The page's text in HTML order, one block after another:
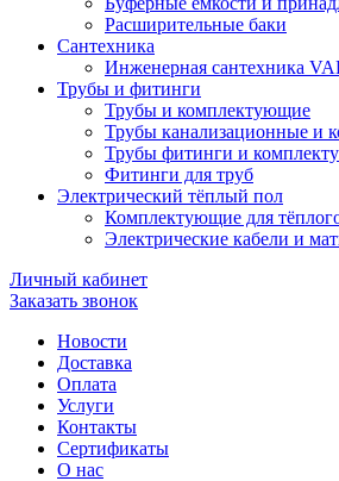
Расширительные баки
Сантехника
Инженерная сантехника
Трубы и фитинги
Трубы и комплектующие
Трубы канализационные и
Трубы фитинги и
Фитинги для труб
Электрический тёплый пол
Комплектующие для
Электрические кабели и
Личный кабинет
Заказать звонок
Новости
Доставка
Оплата
Услуги
Контакты
Cертификаты
О нас